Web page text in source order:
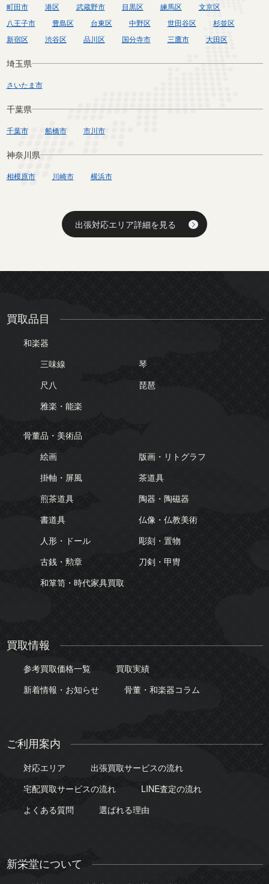
町田市 港区 武蔵野市 目黒区 練馬区
文京区
八王子市
豊島区 台東区 中野区 世田谷区
杉並区
新宿区
渋谷区 品川区 国分寺市 三鷹市 大田区
埼玉県
さいたま市
千葉県
千葉市 船橋市 市川市
神奈川県
相模原市 川崎市 横浜市
出張対応エリア詳細を見る
買取品目
和楽器
三味線
琴
尺八
琵琶
雅楽・能楽
骨董品・美術品
絵画
版画・リトグラフ
掛軸・屏風
茶道具
煎茶道具
陶器・陶磁器
書道具
仏像・仏教美術
人形・ドール
彫刻・置物
古銭・勲章
刀剣・甲冑
和箪笥・時代家具買取
買取情報
参考買取価格一覧
買取実績
新着情報・お知らせ
骨董・和楽器コラム
ご利用案内
対応エリア
出張買取サービスの流れ
宅配買取サービスの流れ
LINE査定の流れ
よくある質問
選ばれる理由
新栄堂について